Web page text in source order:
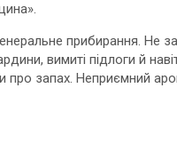
прибирання. Не
вимиті підлоги й
запах. Неприємний